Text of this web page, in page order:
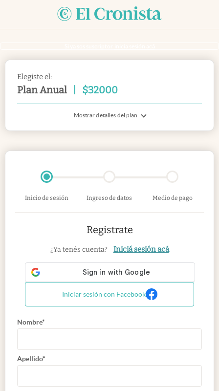
Elegiste el:
Plan Anual $32000
Mostrar detalles del plan
Inicio de sesión Ingreso de datos Medio de pago
Registrate
¿Ya tenés cuenta? Iniciá sesión acá
Iniciar sesión con Facebook
Nombre*
Apellido*